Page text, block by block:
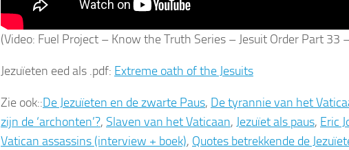
(Video: Fuel Project – Know the Truth Series – Jesuit Order Part 33
Jezuïeten eed als .pdf: Extreme oath of the Jesuits
Zie ook::De Jezuïeten en de zwarte Paus, De tyrannie van het
zijn de ‘archonten’?, Slaven van het Vaticaan, Jezuïet als paus, Eric
Vatican assassins (interview + boek), Quotes betrekkende de